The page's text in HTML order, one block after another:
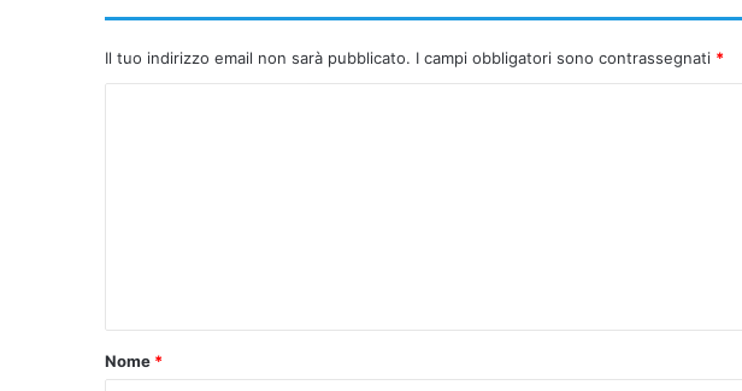
Il tuo indirizzo email non sarà pubblicato. I campi obbligatori sono contrassegnati *
o
Nome *